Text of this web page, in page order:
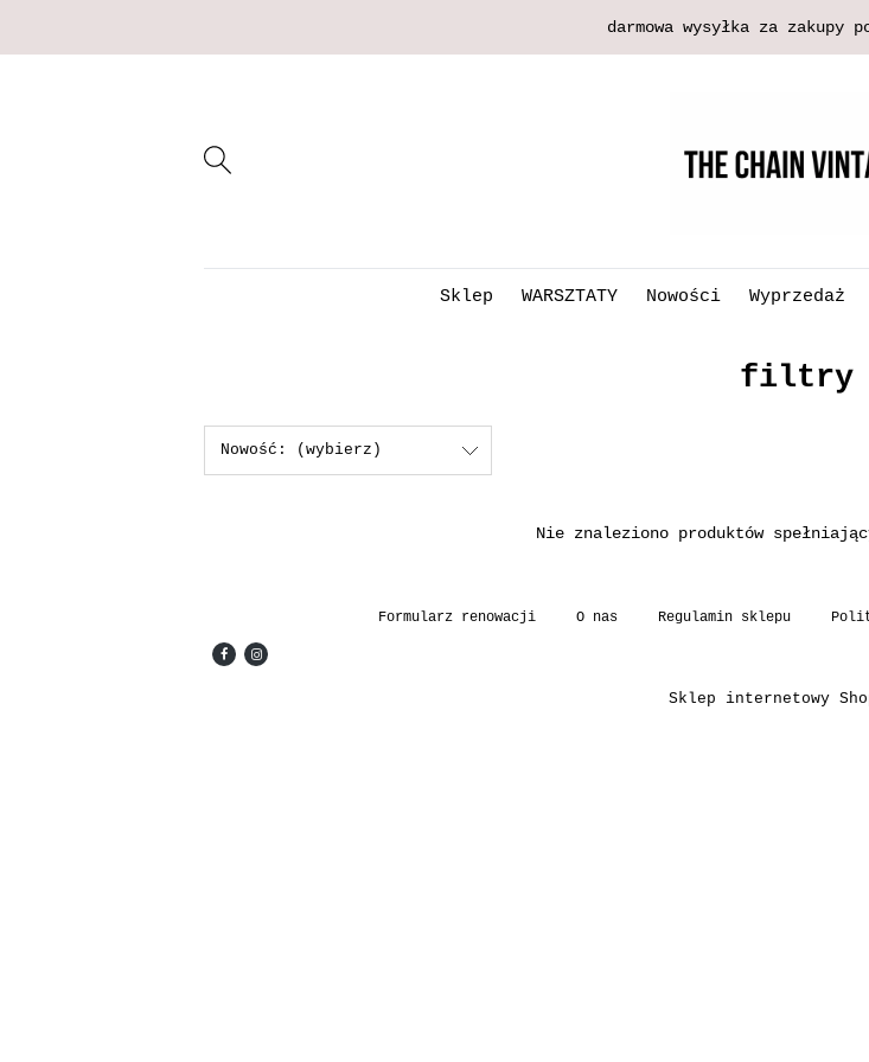
darmowa wysyłka za zakupy
Sklep WARSZTATY Nowości Wyprzedaż
filtry
Nowość: (wybierz)
Nie znaleziono produktów
Formularz renowacji O nas Regulamin sklepu
Sklep internetowy